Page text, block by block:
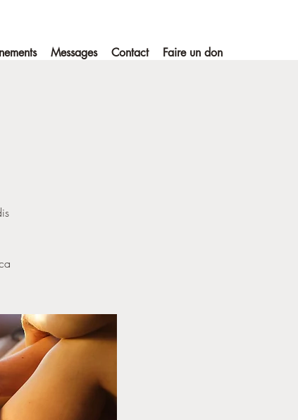
Messages Contact Faire un don